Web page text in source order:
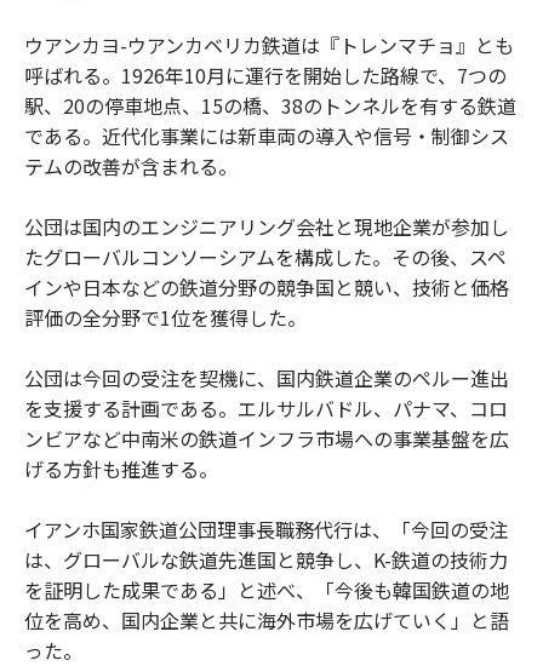
ウアンカヨ-ウアンカベリカ鉄道は『トレンマチョ』とも
呼ばれる。1926年10月に運行を開始した路線で、7つの
駅、20の停車地点、15の橋、38のトンネルを有する鉄道
である。近代化事業には新車両の導入や信号・制御シス
テムの改善が含まれる。
公団は国内のエンジニアリング会社と現地企業が参加し
たグローバルコンソーシアムを構成した。その後、スペ
インや日本などの鉄道分野の競争国と競い、技術と価格
評価の全分野で1位を獲得した。
公団は今回の受注を契機に、国内鉄道企業のペルー進出
を支援する計画である。エルサルバドル、パナマ、コロ
ンビアなど中南米の鉄道インフラ市場への事業基盤を広
げる方針も推進する。
イアンホ国家鉄道公団理事長職務代行は、「今回の受注
は、グローバルな鉄道先進国と競争し、K-鉄道の技術力
を証明した成果である」と述べ、「今後も韓国鉄道の地
位を高め、国内企業と共に海外市場を広げていく」と語
った。